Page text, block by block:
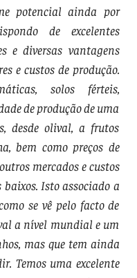
potencial ainda por
de excelentes
e diversas vantagens
e custos de produção.
solos férteis,
de produção de uma
desde olival, a frutos
bem como preços de
mercados e custos
Isto associado a
se vê pelo facto de
a nível mundial e um
mas que tem ainda
Temos uma excelente